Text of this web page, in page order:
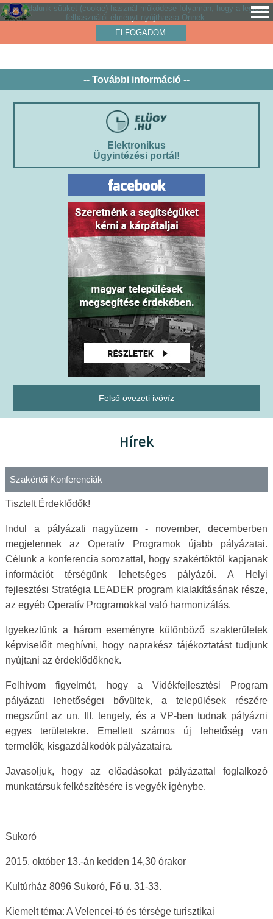
Weboldalunk sütiket (cookie) használ működése folyamán, hogy a legjobb
felhasználói élményt nyújthassa Önnek.
ELFOGADOM
-- További információ --
Elektronikus
Ügyintézési portál!
Felső övezeti ivóvíz
Hírek
Szakértői Konferenciák
Tisztelt Érdeklődők!
Indul a pályázati nagyüzem - november, decemberben
megjelennek az Operatív Programok újabb pályázatai.
Célunk a konferencia sorozattal, hogy szakértőktől kapjanak
információt térségünk lehetséges pályázói. A Helyi
fejlesztési Stratégia LEADER program kialakításának része,
az egyéb Operatív Programokkal való harmonizálás.
Igyekeztünk a három eseményre különböző szakterületek
képviselőit meghívni, hogy naprakész tájékoztatást tudjunk
nyújtani az érdeklődőknek.
Felhívom figyelmét, hogy a Vidékfejlesztési Program
pályázati lehetőségei bővültek, a települések részére
megszűnt az un. III. tengely, és a VP-ben tudnak pályázni
egyes területekre. Emellett számos új lehetőség van
termelők, kisgazdálkodók pályázataira.
Javasoljuk, hogy az előadásokat pályázattal foglalkozó
munkatársuk felkészítésére is vegyék igénybe.
Sukoró
2015. október 13.-án kedden 14,30 órakor
Kultúrház 8096 Sukoró, Fő u. 31-33.
Kiemelt téma: A Velencei-tó és térsége turisztikai